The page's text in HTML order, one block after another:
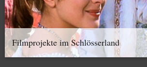
Filmprojekte im Schlösserland